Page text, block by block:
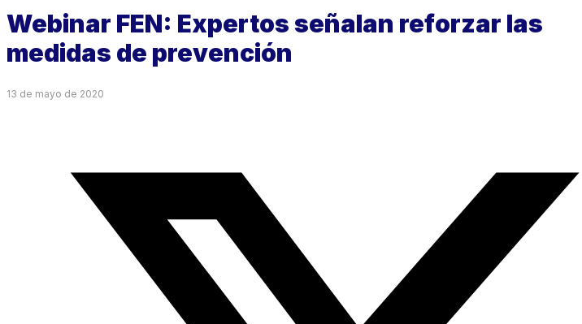
Webinar FEN: Expertos señalan reforzar las
medidas de prevención
13 de mayo de 2020